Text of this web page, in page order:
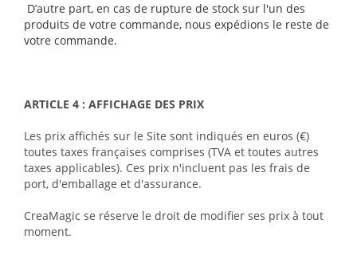
D’autre part, en cas de rupture de stock sur l'un des
produits de votre commande, nous expédions le reste de
votre commande.
ARTICLE 4 : AFFICHAGE DES PRIX
Les prix affichés sur le Site sont indiqués en euros (€)
toutes taxes françaises comprises (TVA et toutes autres
taxes applicables). Ces prix n'incluent pas les frais de
port, d'emballage et d'assurance.
CreaMagic se réserve le droit de modifier ses prix à tout
moment.